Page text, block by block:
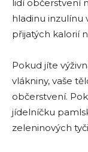
lidí občerstvení
hladinu inzulínu
přijatých kalorií
Pokud jíte
vlákniny, vaše
občerstvení.
jídelníčku
zeleninových